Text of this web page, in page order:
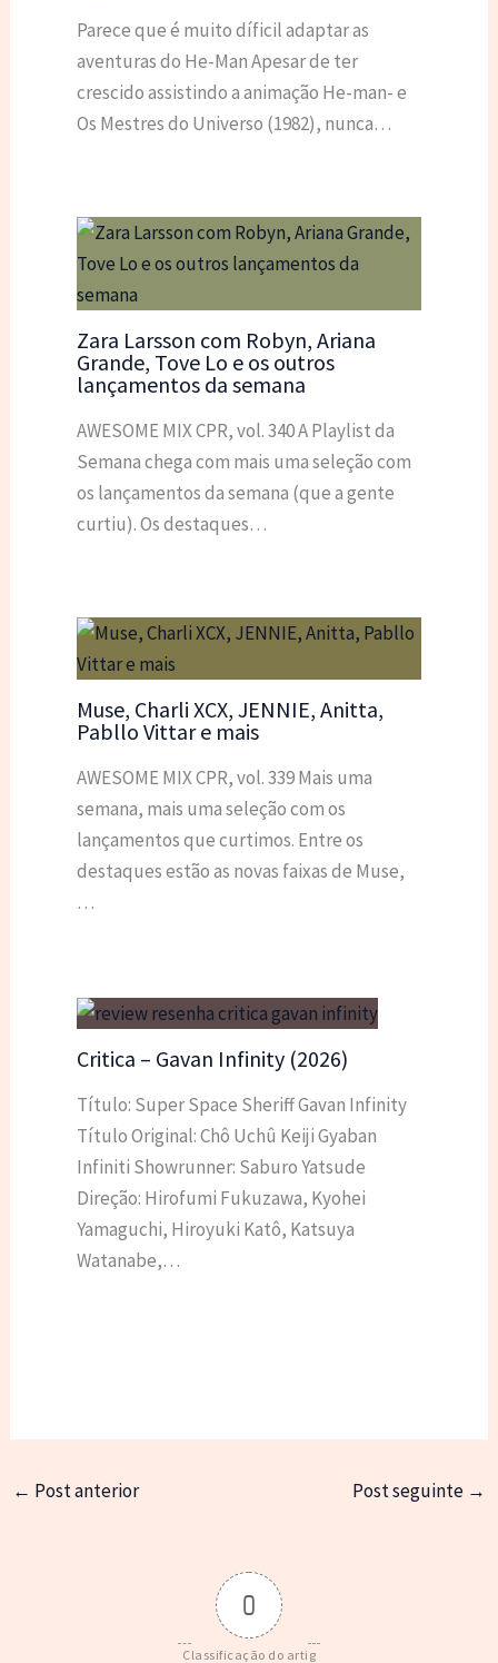
Parece que é muito díficil adaptar as
aventuras do He-Man Apesar de ter
crescido assistindo a animação He-man- e
Os Mestres do Universo (1982), nunca…
Zara Larsson com Robyn, Ariana
Grande, Tove Lo e os outros
lançamentos da semana
AWESOME MIX CPR, vol. 340 A Playlist da
Semana chega com mais uma seleção com
os lançamentos da semana (que a gente
curtiu). Os destaques…
Muse, Charli XCX, JENNIE, Anitta,
Pabllo Vittar e mais
AWESOME MIX CPR, vol. 339 Mais uma
semana, mais uma seleção com os
lançamentos que curtimos. Entre os
destaques estão as novas faixas de Muse,
…
Critica – Gavan Infinity (2026)
Título: Super Space Sheriff Gavan Infinity
Título Original: Chô Uchû Keiji Gyaban
Infiniti Showrunner: Saburo Yatsude
Direção: Hirofumi Fukuzawa, Kyohei
Yamaguchi, Hiroyuki Katô, Katsuya
Watanabe,…
← Post anterior Post seguinte →
0
Classificação do artig